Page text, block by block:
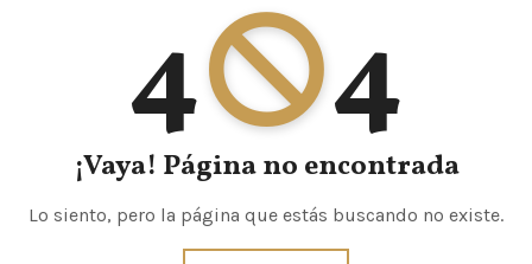
4 4
¡Vaya! Página no encontrada
Lo siento, pero la página que estás buscando no existe.